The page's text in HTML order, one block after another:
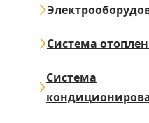
Система
Система